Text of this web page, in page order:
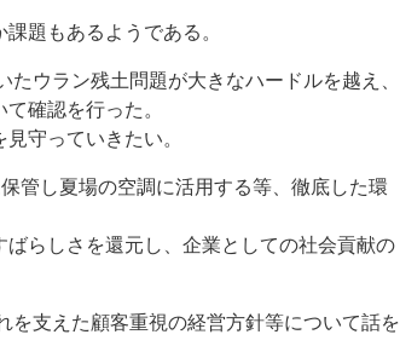
題もあるようである。
ウラン残土問題が大きなハードルを越え、
確認を行った。
守っていきたい。
管し夏場の空調に活用する等、徹底した環
らしさを還元し、企業としての社会貢献の
支えた顧客重視の経営方針等について話を